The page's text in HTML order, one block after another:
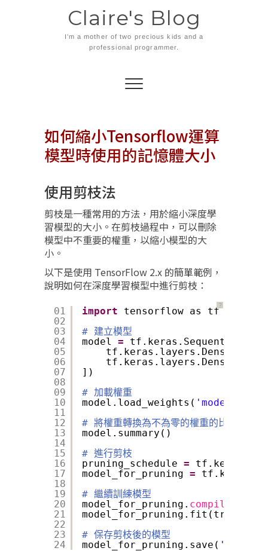
Claire's Blog
I'm a mother of two precious kids and a
professional programmer.
如何縮小Tensorflow運算
模型時使用的記憶體大小
使用剪枝法
剪枝是一種常用的方法，用於縮小深度學
習模型的大小。在剪枝過程中，可以刪除
模型中不重要的權重，以縮小模型的大
小。
以下是使用 TensorFlow 2.x 的簡單範例，
說明如何在深度學習模型中進行剪枝：
？
01
02
03
04
05
06
07
08
09
10
11
12
13
14
15
16
17
18
19
20
21
22
23
24
import
tensorflow as tf
# 建立模型
model =
tf.keras.Sequential([
tf.keras.layers.Dense(
tf.keras.layers.Dense(
])
# 加載權重
model.load_weights(
# 將權重轉換為不為零的權重的比例
model.summary()
# 進行剪枝
pruning_schedule =
model_for_pruning =
# 繼續訓練模型
model_for_pruning. compile
# 保存剪枝後的模型
model_for_pruning.save(